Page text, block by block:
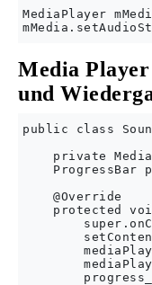
MediaPlayer
Media
und
public class
private
ProgressBar
    @Override
protected